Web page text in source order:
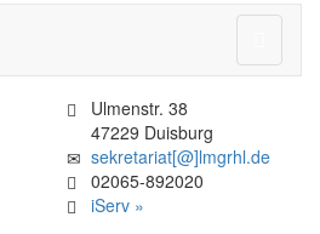
ein-/
Ulmenstr. 38
47229 Duisburg
sekretariat[@]lmgrhl.de
02065-892020
iServ »